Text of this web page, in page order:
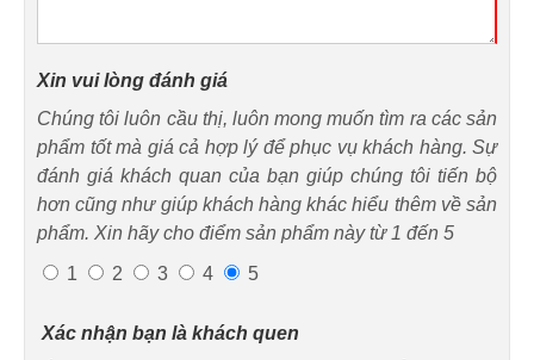
Xin vui lòng đánh giá
Chúng tôi luôn cầu thị, luôn mong muốn tìm ra các sản
phẩm tốt mà giá cả hợp lý để phục vụ khách hàng. Sự
đánh giá khách quan của bạn giúp chúng tôi tiến bộ
hơn cũng như giúp khách hàng khác hiểu thêm về sản
phẩm. Xin hãy cho điểm sản phẩm này từ 1 đến 5
1
2 3 4 5
Xác nhận bạn là khách quen